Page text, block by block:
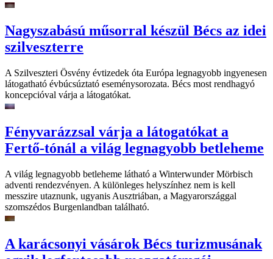
Nagyszabású műsorral készül Bécs az idei
szilveszterre
A Szilveszteri Ösvény évtizedek óta Európa legnagyobb ingyenesen
látogatható évbúcsúztató eseménysorozata. Bécs most rendhagyó
koncepcióval várja a látogatókat.
Fényvarázzsal várja a látogatókat a
Fertő-tónál a világ legnagyobb betleheme
A világ legnagyobb betleheme látható a Winterwunder Mörbisch
adventi rendezvényen. A különleges helyszínhez nem is kell
messzire utaznunk, ugyanis Ausztriában, a Magyarországgal
szomszédos Burgenlandban található.
A karácsonyi vásárok Bécs turizmusának